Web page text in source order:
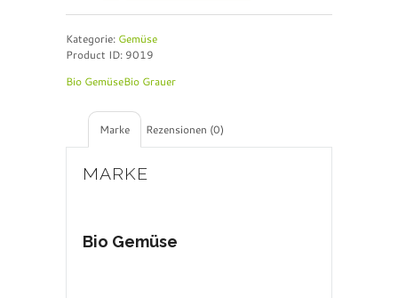
:
Kategorie: Gemüse
Product ID: 9019
Bio GemüseBio Grauer
Marke Rezensionen (0)
MARKE
Bio Gemüse